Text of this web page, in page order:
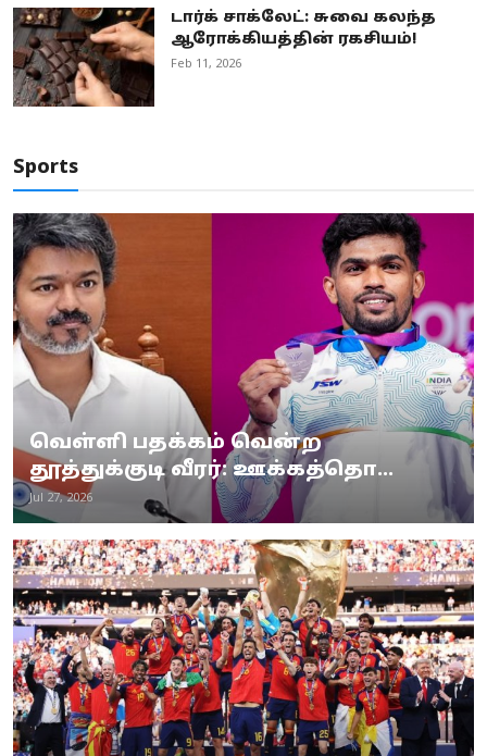
டார்க் சாக்லேட்: சுவை கலந்த
ஆரோக்கியத்தின் ரகசியம்!
Feb 11, 2026
Sports
வெள்ளி பதக்கம் வென்ற
தூத்துக்குடி வீரர்: ஊக்கத்தொ...
Jul 27, 2026